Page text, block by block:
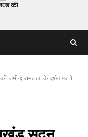
जमीन; रामलला के दर्शन पर ये